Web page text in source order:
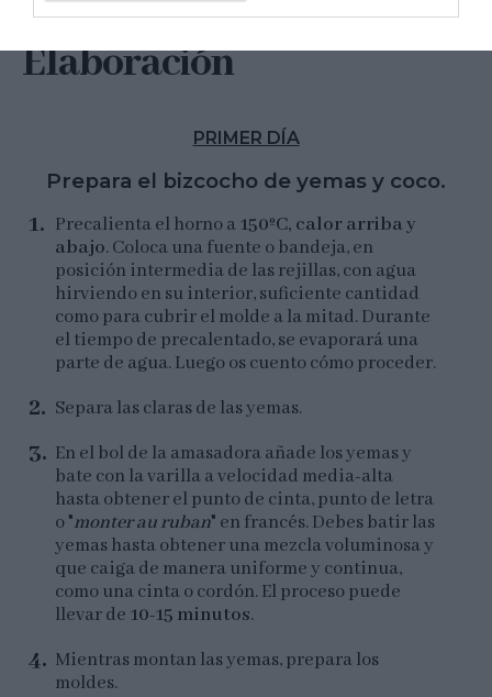
Elaboración
PRIMER DÍA
Prepara el bizcocho de yemas y coco.
Precalienta el horno a150ºC, calor arriba y
abajo. Coloca una fuente o bandeja, en
posición intermedia de las rejillas, con agua
hirviendo en su interior, suficiente cantidad
como para cubrir el molde a la mitad. Durante
el tiempo de precalentado, se evaporará una
parte de agua. Luego os cuento cómo proceder.
Separa las claras de las yemas.
En el bol de la amasadora añade los yemas y
bate con la varilla a velocidad media-alta
hasta obtener el punto de cinta, punto de letra
o "monter au ruban" en francés. Debes batir las
yemas hasta obtener una mezcla voluminosa y
que caiga de manera uniforme y continua,
como una cinta o cordón. El proceso puede
llevar de 10-15 minutos.
Mientras montan las yemas, prepara los
moldes.